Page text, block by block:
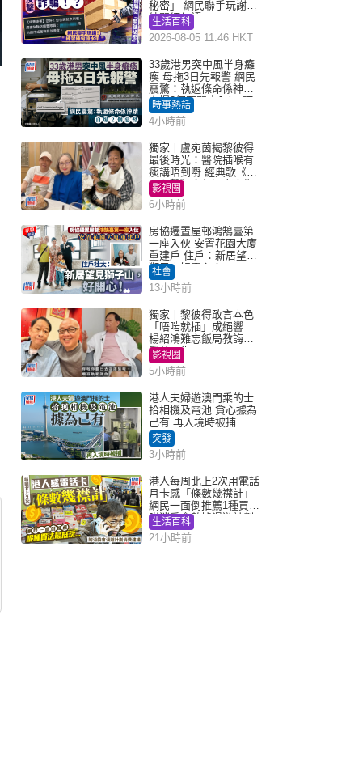
秘密」 網民聯手玩謝：
練習緬甸語
生活百科
2026-08-05 11:46 HKT
33歲港男突中風半身癱
瘓 母拖3日先報警 網民
震驚：執返條命係神蹟
自爆2個惡習｜Juicy叮
時事熱話
4小時前
獨家丨盧宛茵揭黎彼得
最後時光：醫院插喉有
痰講唔到嘢 經典歌《浪
子心聲》金句源自廟街
睇相佬
影視圈
6小時前
房協遷置屋邨鴻鵠臺第
一座入伙 安置花園大廈
重建戶 住戶：新居望見
獅子山好開心！
社會
13小時前
獨家丨黎彼得敢言本色
「唔啱就插」成絕響
楊紹鴻難忘飯局教誨：
受益一生
影視圈
5小時前
港人夫婦遊澳門乘的士
拾相機及電池 貪心據為
己有 再入境時被捕
突發
3小時前
港人每周北上2次用電話
月卡感「條數幾襟計」
網民一面倒推薦1種買法
附消委會數據漫遊計劃
消費提示
生活百科
21小時前